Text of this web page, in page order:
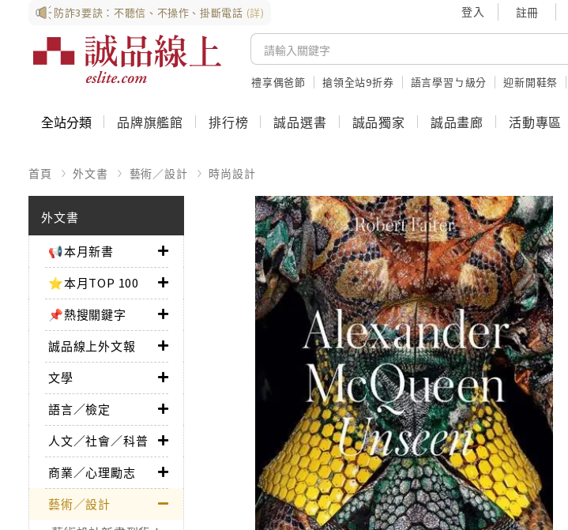
防詐3要訣：不聽信、不操作、掛斷電話 (詳) 登入 註冊
禮享偶爸節 搶領全站9折券 語言學習ㄅ級分 迎新開鞋祭
全站分類 品牌旗艦館 排行榜 誠品選書 誠品獨家 誠品畫廊 活動專區
首頁 外文書 藝術／設計 時尚設計
外文書
📢本月新書
⭐本月TOP 100
📌熱搜關鍵字
誠品線上外文報
文學
語言／檢定
人文／社會／科普
商業／心理勵志
藝術／設計